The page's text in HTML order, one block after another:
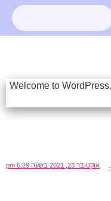
Welcome to
אוקטובר 23, 2021 בשעה 6:29 pm